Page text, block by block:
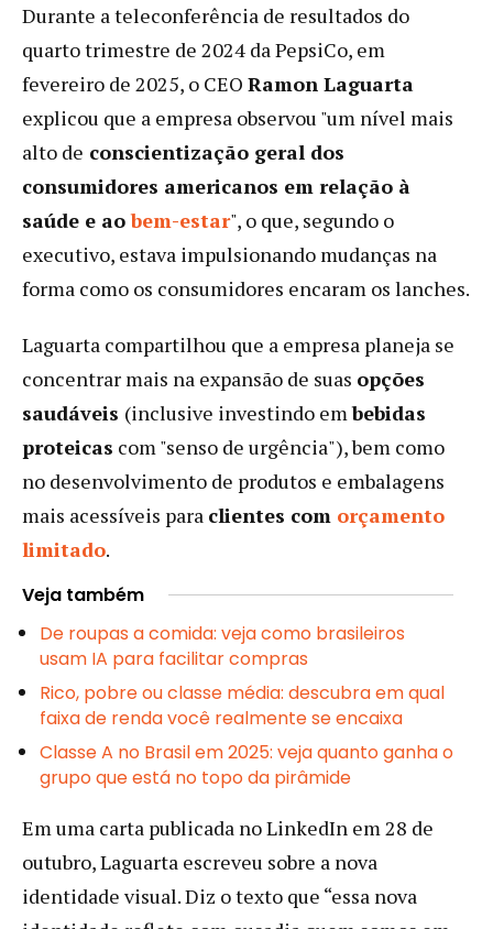
um
rebranding
e
a
estratégia
para
deixar
de
ser
‘apenas
açucarado’
Durante a teleconferência de resultados do
quarto trimestre de 2024 da PepsiCo, em
fevereiro de 2025, o CEO Ramon Laguarta
explicou que a empresa observou "um nível mais
alto de conscientização geral dos
consumidores americanos em relação à
saúde e aobem-estar", o que, segundo o
executivo, estava impulsionando mudanças na
forma como os consumidores encaram os lanches.
Laguarta compartilhou que a empresa planeja se
concentrar mais na expansão de suas opções
saudáveis ​​(inclusive investindo embebidas
proteicas com "senso de urgência"), bem como
no desenvolvimento de produtos e embalagens
mais acessíveis para clientes com orçamento
limitado.
Veja também
De roupas a comida: veja como brasileiros
usam IA para facilitar compras
Rico, pobre ou classe média: descubra em qual
faixa de renda você realmente se encaixa
Classe A no Brasil em 2025: veja quanto ganha o
grupo que está no topo da pirâmide
Em uma carta publicada no LinkedIn em 28 de
outubro, Laguarta escreveu sobre a nova
identidade visual. Diz o texto que “essa nova